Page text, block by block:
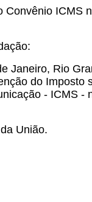
ICMS
Janeiro, Rio
do Imposto
- ICMS -
União.